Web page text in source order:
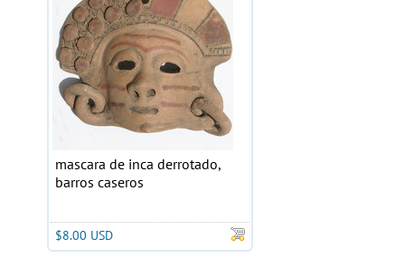
mascara de inca derrotado,
barros caseros
$8.00 USD